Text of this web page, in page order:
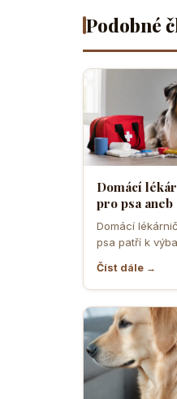
Podobné
Domácí
pro psa aneb
musíte mít po
pro případ
Domácí
psa patří k
rozhodující chvíli
ušetřit čas,…
Číst dále →